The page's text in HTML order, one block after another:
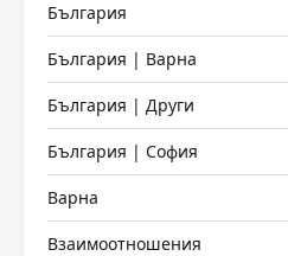
България
България | Варна
България | Други
България | София
Варна
Взаимоотношения